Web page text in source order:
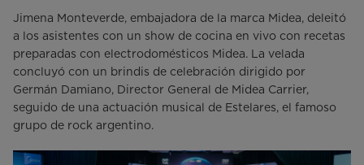
Jimena Monteverde, embajadora de la marca Midea, deleitó
a los asistentes con un show de cocina en vivo con recetas
preparadas con electrodomésticos Midea. La velada
concluyó con un brindis de celebración dirigido por
Germán Damiano, Director General de Midea Carrier,
seguido de una actuación musical de Estelares, el famoso
grupo de rock argentino.